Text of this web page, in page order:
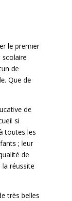
le premier
de
Que de
de
si
toutes les
; leur
de
réussite
très belles